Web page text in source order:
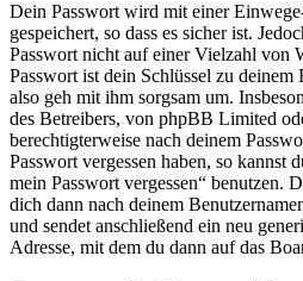
Dein Passwort wird mit einer
gespeichert, so dass es sicher ist.
Passwort nicht auf einer Vielzahl von
Passwort ist dein Schlüssel zu
also geh mit ihm sorgsam um.
des Betreibers, von phpBB Limited
berechtigterweise nach deinem
Passwort vergessen haben, so kannst
mein Passwort vergessen“ benutzen.
dich dann nach deinem
und sendet anschließend ein neu
Adresse, mit dem du dann auf das